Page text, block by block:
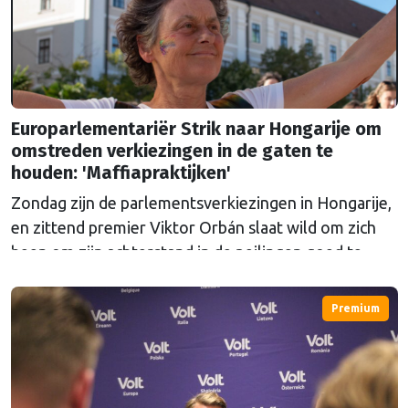
Europarlementariër Strik naar Hongarije om
omstreden verkiezingen in de gaten te
houden: 'Maffiapraktijken'
Zondag zijn de parlementsverkiezingen in Hongarije,
en zittend premier Viktor Orbán slaat wild om zich
heen om zijn achterstand in de peilingen goed te
eigen ogen zien of de verkiezingen eerlijk verlopen.
Premium